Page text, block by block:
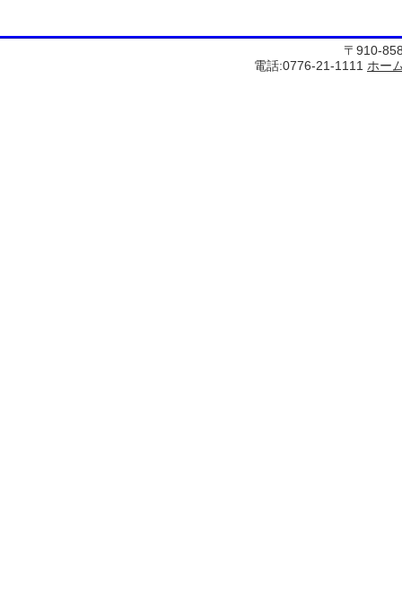
〒910-
電話:0776-21-1111 ホー